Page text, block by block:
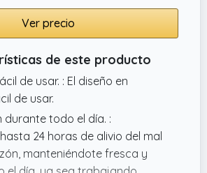
Ver precio
de este producto
de usar. : El diseño en
de usar.
todo el día. :
24 horas de alivio del mal
manteniéndote fresca y